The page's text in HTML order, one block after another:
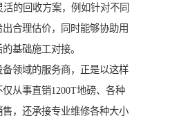
活的回收方案，例如针对不同
合理估价，同时能够协助用
基础施工对接。
领域的服务商，正是以这样
从事直销1200T地磅、各种
，还承接专业维修各种大小